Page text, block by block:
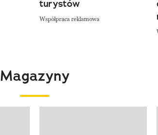
turystów
Współpraca reklamowa
Magazyny